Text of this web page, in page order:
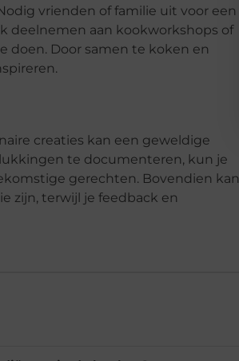
vrienden of familie uit voor een
deelnemen aan kookworkshops of
doen. Door samen te koken en
creaties kan een geweldige
te documenteren, kun je
gerechten. Bovendien kan
zijn, terwijl je feedback en